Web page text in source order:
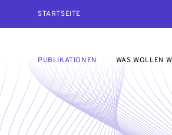
STARTSEITE
PUBLIKATIONEN WAS WOLLEN